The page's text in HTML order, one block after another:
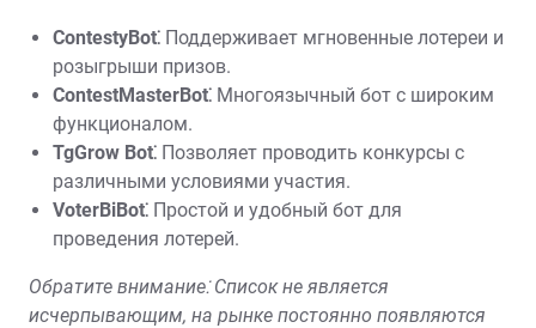
ContestyBot⁚ Поддерживает мгновенные лотереи и
розыгрыши призов.
ContestMasterBot⁚ Многоязычный бот с широким
функционалом.
TgGrow Bot⁚ Позволяет проводить конкурсы с
различными условиями участия.
VoterBiBot⁚ Простой и удобный бот для
проведения лотерей.
Обратите внимание⁚ Список не является
исчерпывающим, на рынке постоянно появляются